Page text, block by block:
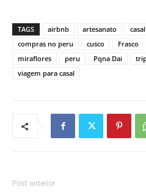
TAGS airbnb artesanato casal
compras no peru
cusco Frasco
miraflores
peru Pqna Dai
viagem para casal
Post anterior